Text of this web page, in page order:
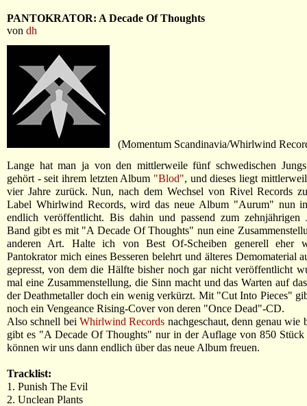
PANTOKRATOR: A Decade Of Thoughts
von dh
(Momentum Scandinavia/Whirlwind
Lange hat man ja von den mittlerweile fünf schwedischen
gehört - seit ihrem letzten Album "Blod", und dieses liegt
vier Jahre zurück. Nun, nach dem Wechsel von Rivel Records
Label Whirlwind Records, wird das neue Album "Aurum" nun
endlich veröffentlicht. Bis dahin und passend zum zehnjährigen
Band gibt es mit "A Decade Of Thoughts" nun eine
anderen Art. Halte ich von Best Of-Scheiben generell eher
Pantokrator mich eines Besseren belehrt und älteres Demomaterial
gepresst, von dem die Hälfte bisher noch gar nicht veröffentlicht
mal eine Zusammenstellung, die Sinn macht und das Warten auf
der Deathmetaller doch ein wenig verkürzt. Mit "Cut Into Pieces"
noch ein Vengeance Rising-Cover von deren "Once Dead"-CD.
Also schnell bei Whirlwind Records nachgeschaut, denn genau wie
gibt es "A Decade Of Thoughts" nur in der Auflage von 850
können wir uns dann endlich über das neue Album freuen.
Tracklist:
1. Punish The Evil
2. Unclean Plants